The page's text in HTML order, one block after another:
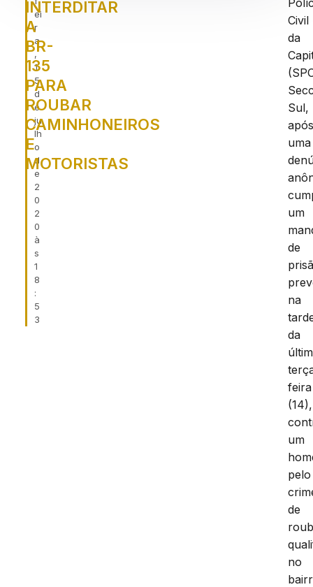
ei
r
a
,
1
5
d
e
ju
lh
o
d
e
2
0
2
0
à
s
1
8
:
5
3
INTERDITAR
A
BR-
135
PARA
ROUBAR
CAMINHONEIROS
E
MOTORISTAS
Civil
da
Sul,
uma
um
de
na
da
feira
(14),
um
pelo
de
no